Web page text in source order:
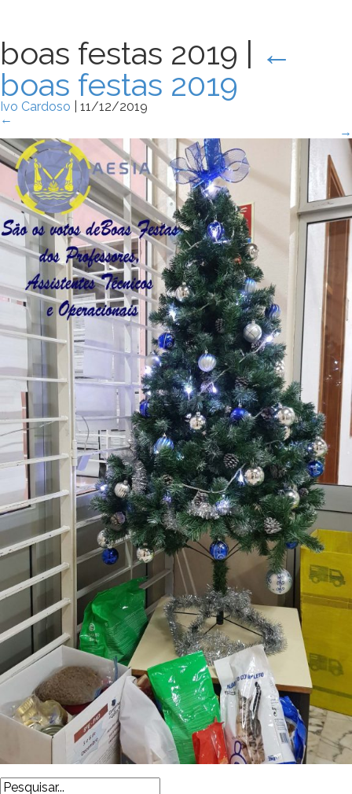
boas festas 2019
←
boas festas 2019
Ivo Cardoso
11/12/2019
←
→
Search